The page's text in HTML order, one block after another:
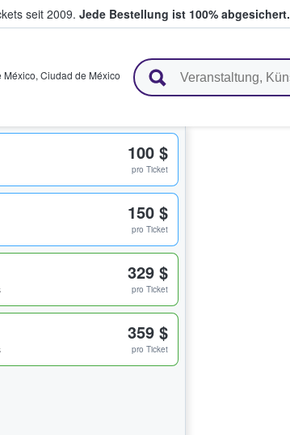
seit 2009. Jede Bestellung ist 100% abgesichert.
& verkaufen
México, Ciudad de México
100 $
pro Ticket
150 $
pro Ticket
329 $
pro Ticket
359 $
pro Ticket